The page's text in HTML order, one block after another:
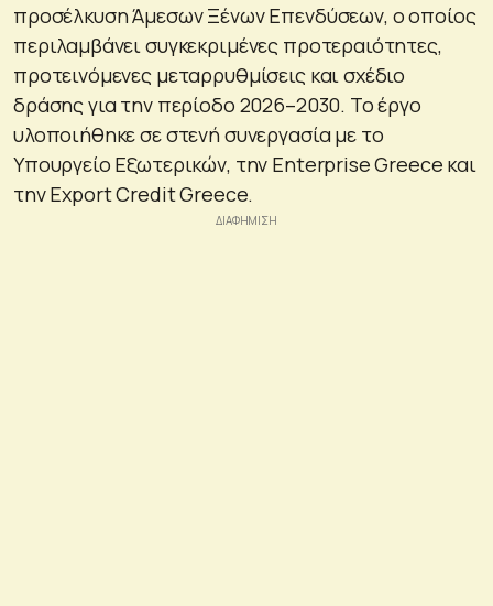
προσέλκυση Άμεσων Ξένων Επενδύσεων, ο οποίος
περιλαμβάνει συγκεκριμένες προτεραιότητες,
προτεινόμενες μεταρρυθμίσεις και σχέδιο
δράσης για την περίοδο 2026–2030. Το έργο
υλοποιήθηκε σε στενή συνεργασία με το
Υπουργείο Εξωτερικών, την Enterprise Greece και
την Export Credit Greece.